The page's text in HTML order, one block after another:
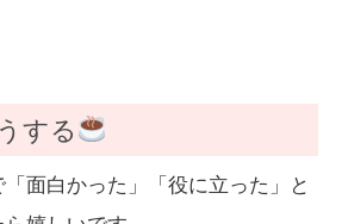
する
面白かった」「役に立った」と